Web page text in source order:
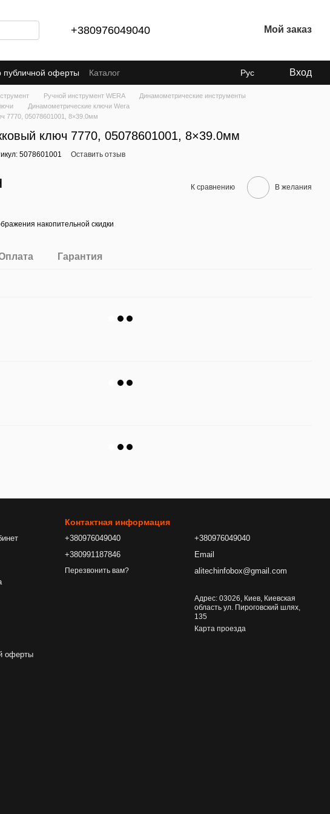
+380976049040 Мой заказ
публичной оферты Каталог Рус Вход
Ручной инструмент WERA
Динамометрические инструменты
Динамометрические ключи Wera
7770, 05078601001, 8×39.0мм
ключ 7770, 05078601001, 8×39.0мм
5078601001 Оставить отзыв
К сравнению В желания
накопительной скидки
Гарантия
оферты
Контактная информация
+380976049040
+380991187846
Перезвонить вам?
+380976049040
Email
alitechinfobox@gmail.com
Адрес: 03026, Киев, Киевская
область ул. Пироговский шлях,
135
Карта проезда